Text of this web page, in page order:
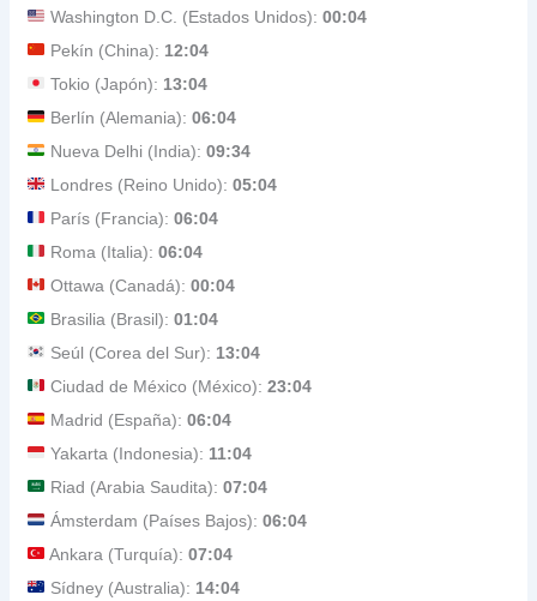
Washington D.C. (Estados Unidos):00:04
Pekín (China): 12:04
Tokio (Japón): 13:04
Berlín (Alemania):06:04
Nueva Delhi (India):09:34
Londres (Reino Unido):05:04
París (Francia):06:04
Roma (Italia):06:04
Ottawa (Canadá):00:04
Brasilia (Brasil):01:04
Seúl (Corea del Sur): 13:04
Ciudad de México (México):23:04
Madrid (España):06:04
Yakarta (Indonesia): 11:04
Riad (Arabia Saudita):07:04
Ámsterdam (Países Bajos):06:04
Ankara (Turquía):07:04
Sídney (Australia): 14:04